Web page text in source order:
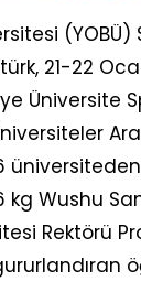
(YOBÜ)
21-22
Üniversite
kg Wushu
Rektörü